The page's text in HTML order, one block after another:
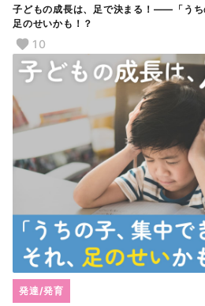
子どもの成長は、足で決まる！――「うち
足のせいかも！？
10
発達/発育